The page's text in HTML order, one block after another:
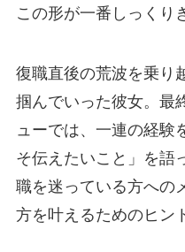
この形が一番しっくり
復職直後の荒波を乗り
掴んでいった彼女。最
ューでは、一連の経験
そ伝えたいこと」を語
職を迷っている方への
方を叶えるためのヒン